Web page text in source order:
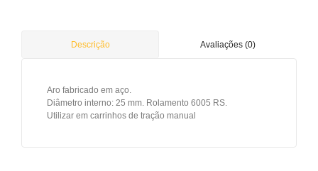
Descrição Avaliações (0)
Aro fabricado em aço.
Diâmetro interno: 25 mm. Rolamento 6005 RS.
Utilizar em carrinhos de tração manual